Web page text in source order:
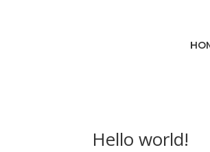
Hello world!